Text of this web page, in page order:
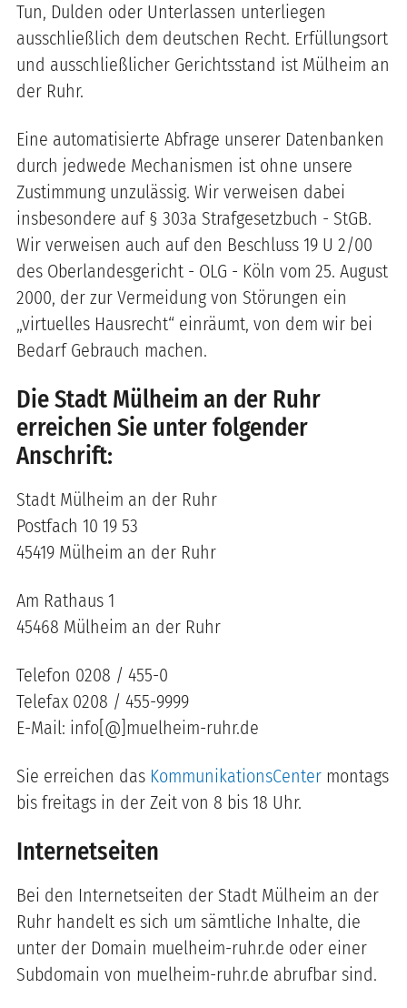
Tun, Dulden oder Unterlassen unterliegen
ausschließlich dem deutschen Recht. Erfüllungsort
und ausschließlicher Gerichtsstand ist Mülheim an
der Ruhr.
Eine automatisierte Abfrage unserer Datenbanken
durch jedwede Mechanismen ist ohne unsere
Zustimmung unzulässig. Wir verweisen dabei
insbesondere auf § 303a Strafgesetzbuch - StGB.
Wir verweisen auch auf den Beschluss 19 U 2/00
des Oberlandesgericht - OLG - Köln vom 25. August
2000, der zur Vermeidung von Störungen ein
„virtuelles Hausrecht“ einräumt, von dem wir bei
Bedarf Gebrauch machen.
Die Stadt Mülheim an der Ruhr
erreichen Sie unter folgender
Anschrift:
Stadt Mülheim an der Ruhr
Postfach 10 19 53
45419 Mülheim an der Ruhr
Am Rathaus 1
45468 Mülheim an der Ruhr
Telefon 0208 / 455-0
Telefax 0208 / 455-9999
E-Mail: info[@]muelheim-ruhr.de
Sie erreichen das KommunikationsCenter montags
bis freitags in der Zeit von 8 bis 18 Uhr.
Internetseiten
Bei den Internetseiten der Stadt Mülheim an der
Ruhr handelt es sich um sämtliche Inhalte, die
unter der Domain muelheim-ruhr.de oder einer
Subdomain von muelheim-ruhr.de abrufbar sind.